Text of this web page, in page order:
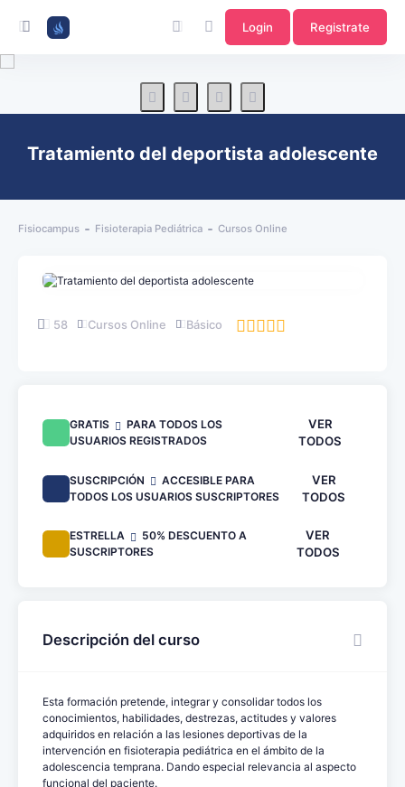
Login Registrate
Tratamiento del deportista adolescente
Fisiocampus Fisioterapia Pediátrica Cursos Online
58 Cursos Online Básico
GRATIS
PARA TODOS LOS
USUARIOS REGISTRADOS
VER
TODOS
SUSCRIPCIÓN
ACCESIBLE PARA
TODOS LOS USUARIOS SUSCRIPTORES
VER
TODOS
ESTRELLA
50% DESCUENTO A
SUSCRIPTORES
VER
TODOS
Descripción del curso
Esta formación pretende, integrar y consolidar todos los
conocimientos, habilidades, destrezas, actitudes y valores
adquiridos en relación a las lesiones deportivas de la
intervención en fisioterapia pediátrica en el ámbito de la
adolescencia temprana. Dando especial relevancia al aspecto
funcional del paciente.